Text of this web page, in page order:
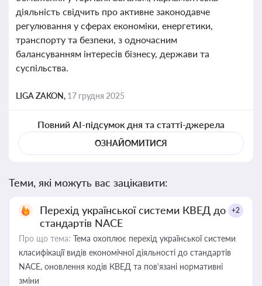
діяльність свідчить про активне законодавче
регулювання у сферах економіки, енергетики,
транспорту та безпеки, з одночасним
балансуванням інтересів бізнесу, держави та
суспільства.
LIGA ZAKON, 17 грудня 2025
Повний AI-підсумок дня та статті-джерела
ОЗНАЙОМИТИСЯ
Теми, які можуть вас зацікавити:
Перехід української системи КВЕД до
стандартів NACE
+2
Про що тема: Тема охоплює перехід української системи
класифікації видів економічної діяльності до стандартів
NACE, оновлення кодів КВЕД та пов'язані нормативні
зміни